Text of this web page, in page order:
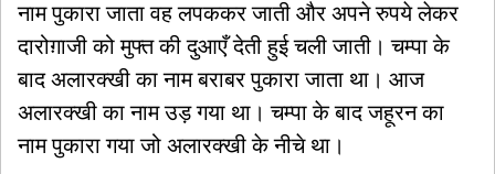
नाम पुकारा जाता वह लपककर जाती और अपने रुपये लेकर
दारोग़ाजी को मुफ्त की दुआएँ देती हुई चली जाती। चम्पा के
बाद अलारक्खी का नाम बराबर पुकारा जाता था। आज
अलारक्खी का नाम उड़ गया था। चम्पा के बाद जहूरन का
नाम पुकारा गया जो अलारक्खी के नीचे था।